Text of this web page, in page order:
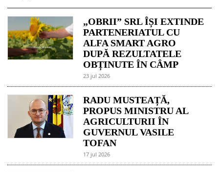
„OBRII” SRL ÎȘI EXTINDE
PARTENERIATUL CU
ALFA SMART AGRO
DUPĂ REZULTATELE
OBȚINUTE ÎN CÂMP
23 jul 2026
RADU MUSTEAȚĂ,
PROPUS MINISTRU AL
AGRICULTURII ÎN
GUVERNUL VASILE
TOFAN
17 jul 2026